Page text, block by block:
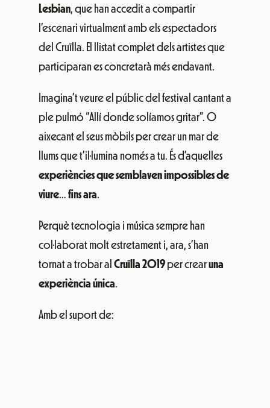
Lesbian, que han accedit a compartir
l’escenari virtualment amb els espectadors
del Cruïlla. El llistat complet dels artistes que
participaran es concretarà més endavant.
Imagina’t veure el públic del festival cantant a
ple pulmó “Allí donde solíamos gritar”. O
aixecant el seus mòbils per crear un mar de
llums que t’il·lumina només a tu. És d’aquelles
experiències que semblaven impossibles de
viure… fins ara.
Perquè tecnologia i música sempre han
col·laborat molt estretament i, ara, s’han
tornat a trobar al Cruïlla 2019 per crearuna
experiència única.
Amb el suport de: